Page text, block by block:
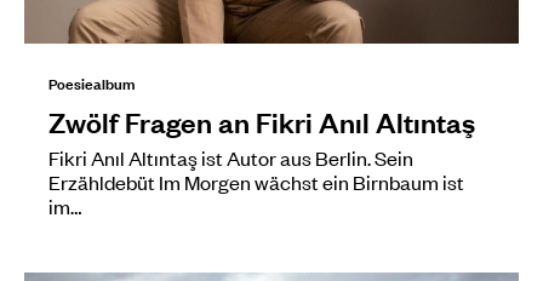
Poesiealbum
Zwölf Fragen an Fikri Anıl Altıntaş
Fikri Anıl Altıntaş ist Autor aus Berlin. Sein
Erzähldebüt Im Morgen wächst ein Birnbaum ist
im…